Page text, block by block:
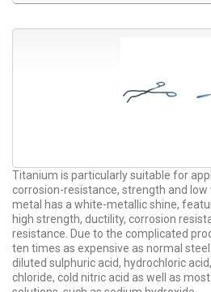
Titanium is particularly suitable for
corrosion-resistance, strength and
metal has a white-metallic shine,
high strength, ductility, corrosion
resistance. Due to the complicated
ten times as expensive as normal
diluted sulphuric acid, hydrochloric
chloride, cold nitric acid as well as